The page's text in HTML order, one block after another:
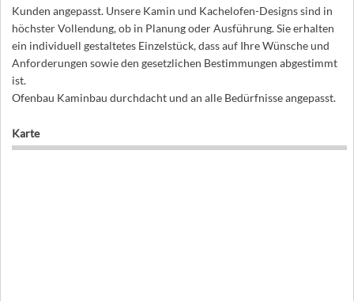
Kunden angepasst. Unsere Kamin und Kachelofen-Designs sind in
höchster Vollendung, ob in Planung oder Ausführung. Sie erhalten
ein individuell gestaltetes Einzelstück, dass auf Ihre Wünsche und
Anforderungen sowie den gesetzlichen Bestimmungen abgestimmt
ist.
Ofenbau Kaminbau durchdacht und an alle Bedürfnisse angepasst.
Karte